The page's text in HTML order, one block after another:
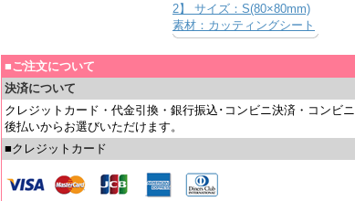
2】 サイズ：S(80×80mm)
素材：カッティングシート
■ご注文について
決済について
クレジットカード・代金引換・銀行振込･コンビニ決済・コンビニ
後払いからお選びいただけます。
■クレジットカード